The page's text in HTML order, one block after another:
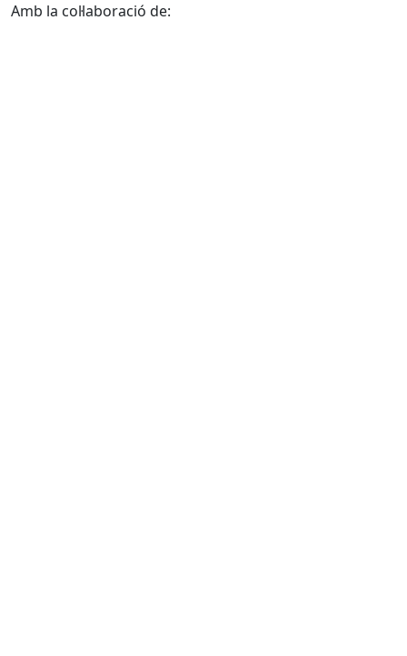
Amb la col·laboració de: